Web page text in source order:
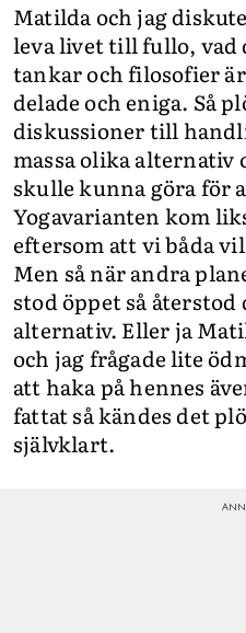
Matilda och jag
leva livet till fullo, vad
tankar och filosofier
delade och eniga. Så
diskussioner till
massa olika alternativ
skulle kunna göra för
Yogavarianten kom
eftersom att vi båda
Men så när andra
stod öppet så återstod
alternativ. Eller ja
och jag frågade lite
att haka på hennes
fattat så kändes det
självklart.